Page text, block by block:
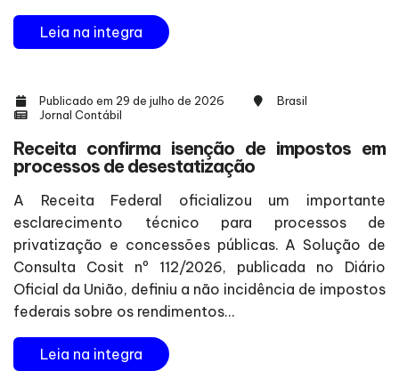
Leia na integra
Publicado em 29 de julho de 2026
Brasil
Jornal Contábil
Receita confirma isenção de impostos em
processos de desestatização
A Receita Federal oficializou um importante
esclarecimento técnico para processos de
privatização e concessões públicas. A Solução de
Consulta Cosit nº 112/2026, publicada no Diário
Oficial da União, definiu a não incidência de impostos
federais sobre os rendimentos...
Leia na integra